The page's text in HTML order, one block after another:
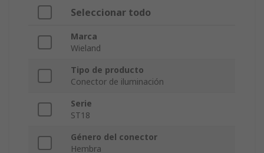
Seleccionar todo
Marca
Wieland
Tipo de producto
Conector de iluminación
Serie
ST18
Género del conector
Hembra